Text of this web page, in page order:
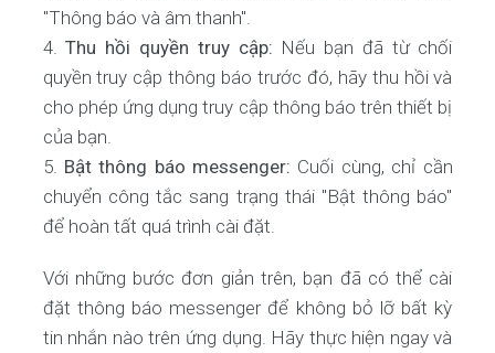
"Thông báo và âm thanh".
Thu hồi quyền truy cập: Nếu bạn đã từ chối
quyền truy cập thông báo trước đó, hãy thu hồi và
cho phép ứng dụng truy cập thông báo trên thiết bị
của bạn.
Bật thông báo messenger: Cuối cùng, chỉ cần
chuyển công tắc sang trạng thái "Bật thông báo"
để hoàn tất quá trình cài đặt.
Với những bước đơn giản trên, bạn đã có thể cài
đặt thông báo messenger để không bỏ lỡ bất kỳ
tin nhắn nào trên ứng dụng. Hãy thực hiện ngay và